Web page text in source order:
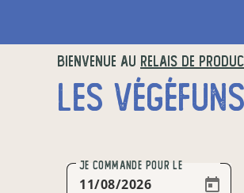
BIENVENUE AU RELAIS DE
JE COMMANDE POUR LE